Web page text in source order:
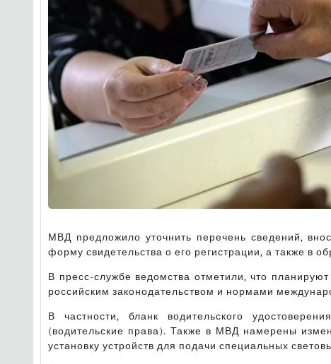
МВД предложило уточнить перечень сведений,
форму свидетельства о его регистрации, а также в
В пресс-службе ведомства отметили, что
российским законодательством и нормами
В частности, бланк водительского
(водительские права). Также в МВД намерены
установку устройств для подачи специальных